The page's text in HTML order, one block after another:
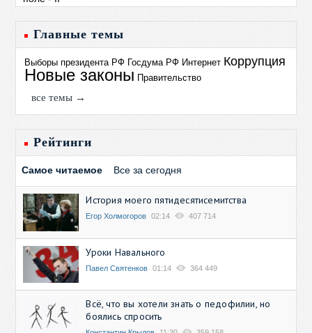
Главные темы
Выборы президента РФ Госдума РФ Интернет Коррупция
Новые законы Правительство
все темы →
Рейтинги
Самое читаемое Все за сегодня
История моего пятидесятисемитства
Егор Холмогоров 02:14 407 714
Уроки Навального
Павел Святенков 01:14 364 449
Всё, что вы хотели знать о педофилии, но
боялись спросить